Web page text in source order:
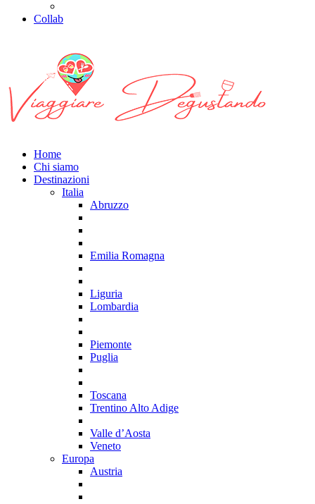
Collab
Home
Chi siamo
Destinazioni
Italia
Abruzzo
Emilia Romagna
Liguria
Lombardia
Piemonte
Puglia
Toscana
Trentino Alto Adige
Valle d’Aosta
Veneto
Europa
Austria